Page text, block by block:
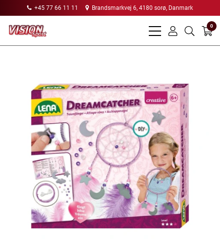
+45 77 66 11 11 Brandsmarkvej 6, 4180 sorø, Danmark
bars
user
search
0